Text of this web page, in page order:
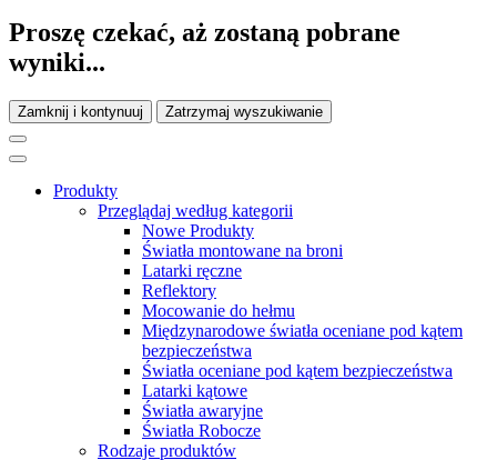
Proszę czekać, aż zostaną pobrane
wyniki...
Zamknij i kontynuuj Zatrzymaj wyszukiwanie
Produkty
Przeglądaj według kategorii
Nowe Produkty
Światła montowane na broni
Latarki ręczne
Reflektory
Mocowanie do hełmu
Międzynarodowe światła oceniane pod kątem
bezpieczeństwa
Światła oceniane pod kątem bezpieczeństwa
Latarki kątowe
Światła awaryjne
Światła Robocze
Rodzaje produktów